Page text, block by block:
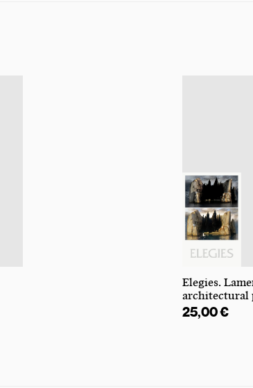
0,00 € bis 20,00 €
Elegies.
architectural
25,00€